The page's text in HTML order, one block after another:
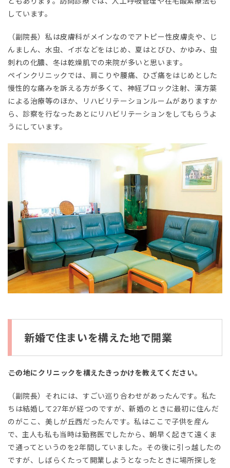
ま
い
構
え
た
地
開
業
3
しています。
（副院長）私は皮膚科がメインなのでアトピー性皮膚炎や、じ
んましん、水虫、イボなどをはじめ、夏はとびひ、かゆみ、虫
刺れの化膿、冬は乾燥肌での来院が多いと思います。
ペインクリニックでは、肩こりや腰痛、ひざ痛をはじめとした
慢性的な痛みを訴える方が多くて、神経ブロック注射、漢方薬
による治療等のほか、リハビリテーションルームがありますか
ら、診察を行なったあとにリハビリテーションをしてもらうよ
うにしています。
新婚で住まいを構えた地で開業
――この地にクリニックを構えたきっかけを教えてください。
（副院長）それには、すごい巡り合わせがあったんです。私た
ちは結婚して27年が経つのですが、新婚のときに最初に住んだ
のがここ、美しが丘西だったんです。私はここで子供を産ん
で、主人も私も当時は勤務医でしたから、朝早く起きて遠くま
で通ってというのを2年間していました。その後に引っ越したの
ですが、しばらくたって開業しようとなったときに場所探しを